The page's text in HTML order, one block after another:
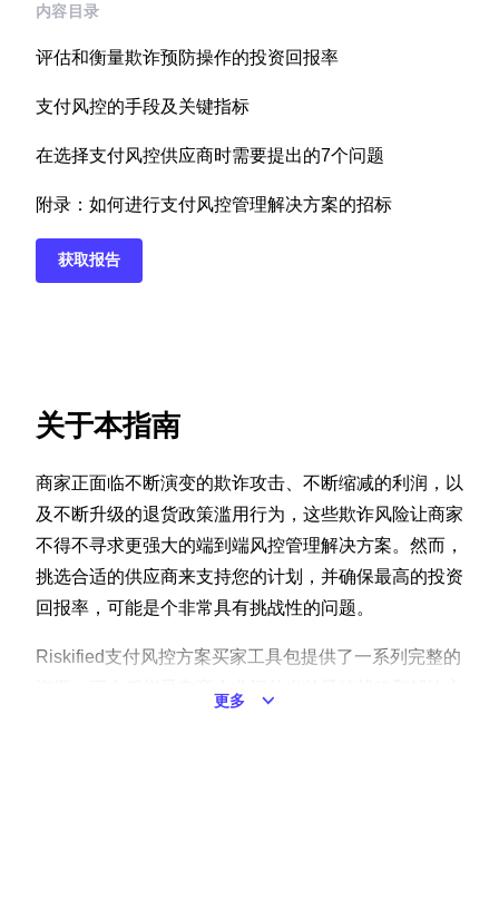
关于本指南
商家正面临不断演变的欺诈攻击、不断缩减的利润，以
及不断升级的退货政策滥用行为，这些欺诈风险让商家
不得不寻求更强大的端到端风控管理解决方案。然而，
挑选合适的供应商来支持您的计划，并确保最高的投资
回报率，可能是个非常具有挑战性的问题。
Riskified支付风控方案买家工具包提供了一系列完整的
更多
内容目录
评估和衡量欺诈预防操作的投资回报率
支付风控的手段及关键指标
在选择支付风控供应商时需要提出的7个问题
附录：如何进行支付风控管理解决方案的招标
获取报告